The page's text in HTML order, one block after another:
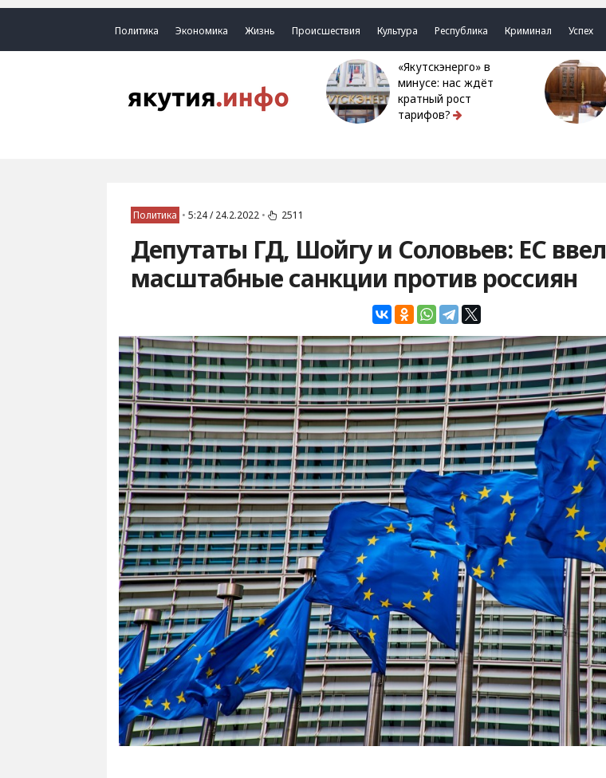
Политика Экономика Жизнь Происшествия Культура Республика Криминал Успех
«Якутскэнерго» в
минусе: нас ждёт
кратный рост
тарифов?
Политика • 5:24 / 24.2.2022 • 2511
Депутаты ГД, Шойгу и Соловьев: ЕС ввел
масштабные санкции против россиян